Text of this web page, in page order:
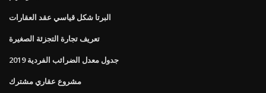
البرتا شكل قياسي عقد العقارات
تعريف تجارة التجزئة الصغيرة
جدول معدل الضرائب الفردية 2019
مشروع عقاري مشترك